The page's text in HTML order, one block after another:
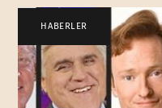
HABERLER